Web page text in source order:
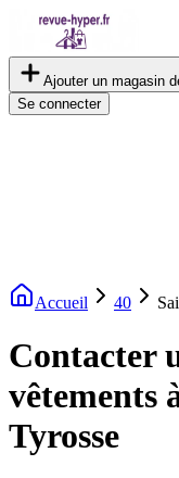
Ajouter un magasin
Se connecter
Accueil 40
Contacter
vêtements
Tyrosse